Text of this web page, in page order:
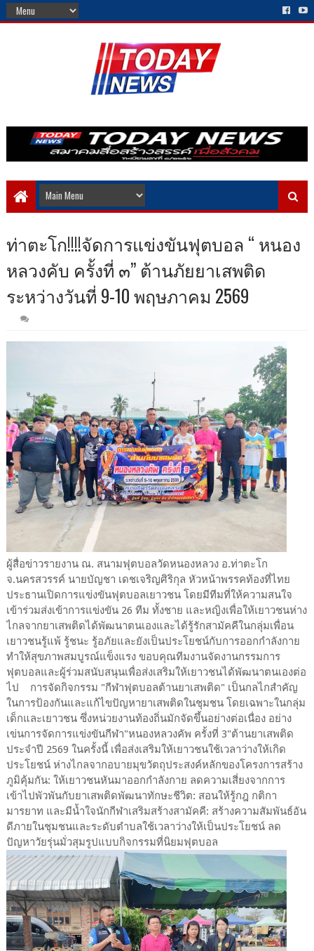
ท่าตะโก!!!!จัดการแข่งขันฟุตบอล “ หนอง
หลวงคับ ครั้งที่ ๓” ต้านภัยยาเสพติด
ระหว่างวันที่ 9-10 พฤษภาคม 2569
ผู้สื่อข่าวรายงาน ณ. สนามฟุตบอลวัดหนองหลวง อ.ท่าตะโก
จ.นครสวรรค์ นายบัญชา เดชเจริญศิริกุล หัวหน้าพรรคท้องที่ไทย
ประธานเปิดการแข่งขันฟุตบอลเยาวชน โดยมีทีมที่ให้ความสนใจ
เข้าร่วมส่งเข้าการแข่งขัน 26 ทีม ทั้งชาย และหญิงเพื่อให้เยาวชนห่าง
ไกลจากยาเสพติดได้พัฒนาตนเองและได้รู้รักสามัคคีในกลุ่มเพื่อน
เยาวชนรู้แพ้ รู้ชนะ รู้อภัยและยังเป็นประโยชน์กับการออกกำลังกาย
ทำให้สุขภาพสมบูรณ์แข็งแรง ขอบคุณทีมงานจัดงานกรรมการ
ฟุตบอลและผู้ร่วมสนับสนุนเพื่อส่งเสริมให้เยาวชนได้พัฒนาตนเองต่อ
ไป การจัดกิจกรรม "กีฬาฟุตบอลต้านยาเสพติด" เป็นกลไกสำคัญ
ในการป้องกันและแก้ไขปัญหายาเสพติดในชุมชน โดยเฉพาะในกลุ่ม
เด็กและเยาวชน ซึ่งหน่วยงานท้องถิ่นมักจัดขึ้นอย่างต่อเนื่อง อย่าง
เข่นการจัดการแข่งขันกีฬา"หนองหลวงคัพ ครั้งที่ 3"ต้านยาเสพติด
ประจำปี 2569 ในครั้งนี้ เพื่อส่งเสริมให้เยาวชนใช้เวลาว่างให้เกิด
ประโยชน์ ห่างไกลจากอบายมุขวัตถุประสงค์หลักของโครงการสร้าง
ภูมิคุ้มกัน: ให้เยาวชนหันมาออกกำลังกาย ลดความเสี่ยงจากการ
เข้าไปพัวพันกับยาเสพติดพัฒนาทักษะชีวิต: สอนให้รู้กฎ กติกา
มารยาท และมีน้ำใจนักกีฬาเสริมสร้างสามัคคี: สร้างความสัมพันธ์อัน
ดีภายในชุมชนและระดับตำบลใช้เวลาว่างให้เป็นประโยชน์ ลด
ปัญหาวัยรุ่นมั่วสุมรูปแบบกิจกรรมที่นิยมฟุตบอล